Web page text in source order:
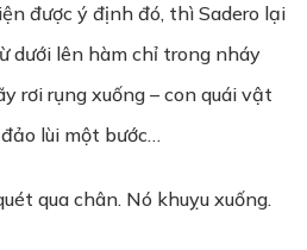
được ý định đó, thì Sadero lại
dưới lên hàm chỉ trong nháy
rơi rụng xuống – con quái vật
lùi một bước…
qua chân. Nó khuỵu xuống.